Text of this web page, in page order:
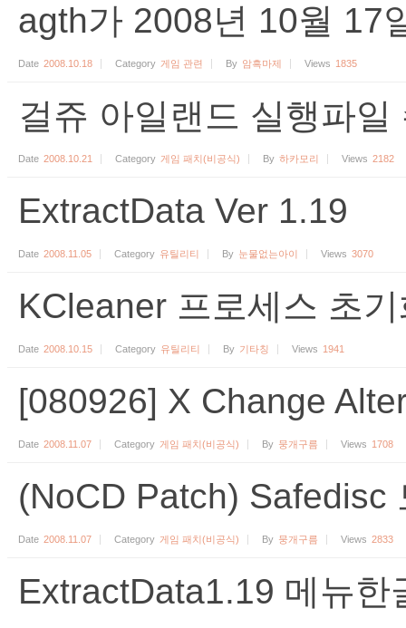
agth가 2008년 10월 17
Date 2008.10.18 Category 게임 관련 By 암흑마제 Views 1835
걸쥬 아일랜드 실행파일
Date 2008.10.21 Category 게임 패치(비공식) By 하카모리 Views 2182
ExtractData Ver 1.19
Date 2008.11.05 Category 유틸리티 By 눈물없는아이 Views 3070
KCleaner 프로세스 초
Date 2008.10.15 Category 유틸리티 By 기타칭 Views 1941
[080926] X Change
Date 2008.11.07 Category 게임 패치(비공식) By 뭉개구름 Views 1708
(NoCD Patch) Safedisc
Date 2008.11.07 Category 게임 패치(비공식) By 뭉개구름 Views 2833
ExtractData1.19 메뉴한